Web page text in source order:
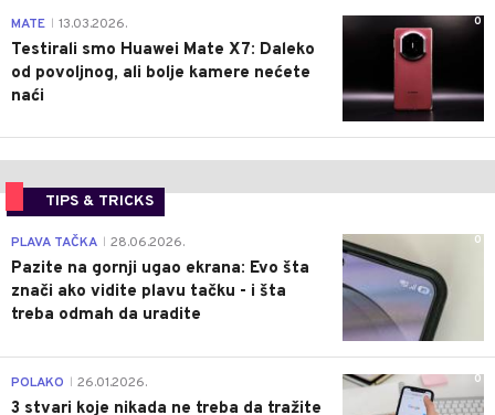
0
MATE 13.03.2026.
Testirali smo Huawei Mate X7: Daleko
od povoljnog, ali bolje kamere nećete
naći
TIPS & TRICKS
0
PLAVA TAČKA 28.06.2026.
Pazite na gornji ugao ekrana: Evo šta
znači ako vidite plavu tačku - i šta
treba odmah da uradite
0
POLAKO 26.01.2026.
3 stvari koje nikada ne treba da tražite